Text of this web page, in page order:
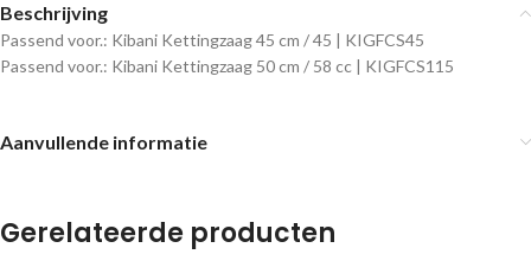
Beschrijving
Passend voor.: Kibani Kettingzaag 45 cm / 45 | KIGFCS45
Passend voor.: Kibani Kettingzaag 50 cm / 58 cc | KIGFCS115
Aanvullende informatie
Gerelateerde producten